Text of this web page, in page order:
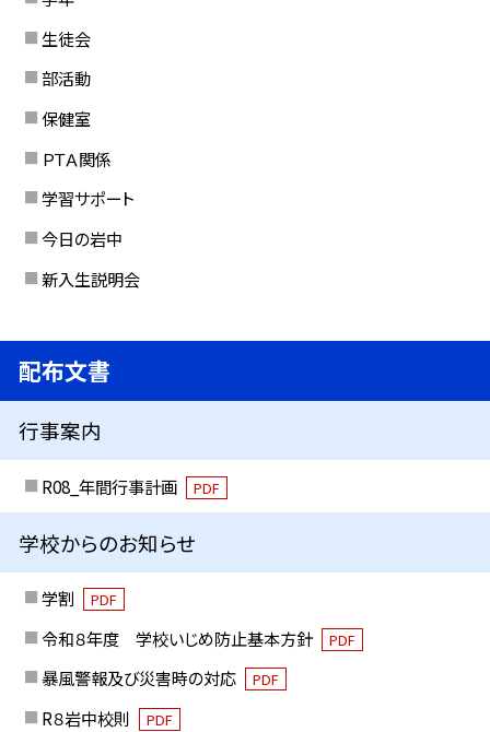
生徒会
部活動
保健室
ＰＴＡ関係
学習サポート
今日の岩中
新入生説明会
配布文書
行事案内
R08_年間行事計画 PDF
学校からのお知らせ
学割 PDF
令和８年度 学校いじめ防止基本方針 PDF
暴風警報及び災害時の対応 PDF
R８岩中校則 PDF